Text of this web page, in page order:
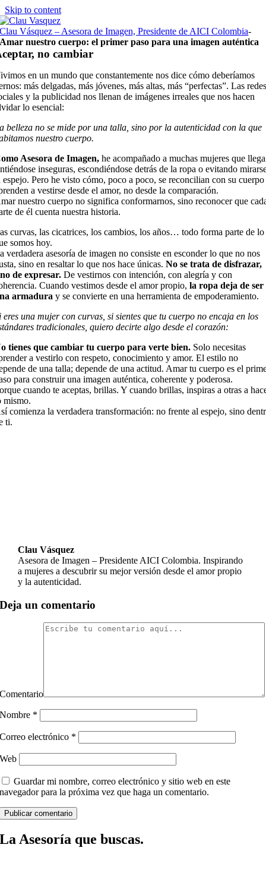
Skip to content
Clau Vásquez – Asesora de Imagen, Presidente de AICI Colombia-
Amar nuestro cuerpo: el primer paso para una imagen auténtica
no cambiar
en un mundo que constantemente nos dice cómo deberíamos
más delgadas, más jóvenes, más altas, más “perfectas”. Las
y la publicidad nos llenan de imágenes irreales que nos hacen
lo esencial:
belleza no se mide por una talla, sino por la autenticidad con la que
nuestro cuerpo.
Asesora de Imagen, he acompañado a muchas mujeres que
inseguras, escondiéndose detrás de la ropa o evitando
espejo. Pero he visto cómo, poco a poco, se reconcilian con su
a vestirse desde el amor, no desde la comparación.
nuestro cuerpo no significa conformarnos, sino reconocer que
de él cuenta nuestra historia.
curvas, las cicatrices, los cambios, los años… todo forma parte de lo
somos hoy.
verdadera asesoría de imagen no consiste en esconder lo que no nos
sino en resaltar lo que nos hace únicas.No se trata de disfrazar,
de expresar. De vestirnos con intención, con alegría y con
Cuando vestimos desde el amor propio,la ropa deja de ser
armadura y se convierte en una herramienta de empoderamiento.
eres una mujer con curvas, si sientes que tu cuerpo no encaja en los
tradicionales, quiero decirte algo desde el corazón:
tienes que cambiar tu cuerpo para verte bien. Solo necesitas
a vestirlo con respeto, conocimiento y amor. El estilo no
de una talla; depende de una actitud. Amar tu cuerpo es el
para construir una imagen auténtica, coherente y poderosa.
cuando te aceptas, brillas. Y cuando brillas, inspiras a otras a
mismo.
comienza la verdadera transformación: no frente al espejo, sino
ti.
Clau Vásquez
Asesora de Imagen – Presidente AICI Colombia. Inspirando
a mujeres a descubrir su mejor versión desde el amor propio
y la autenticidad.
Deja un comentario
Comentario
Nombre *
Correo electrónico *
Web
Guardar mi nombre, correo electrónico y sitio web en este
navegador para la próxima vez que haga un comentario.
La Asesoría que buscas.